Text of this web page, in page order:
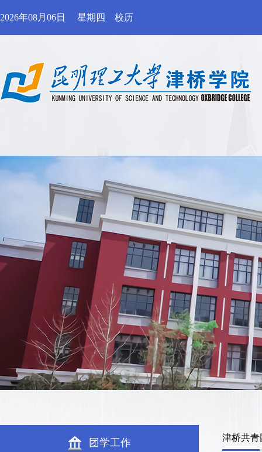
2026年08月06日 星期四 校历
团学工作 津桥共青